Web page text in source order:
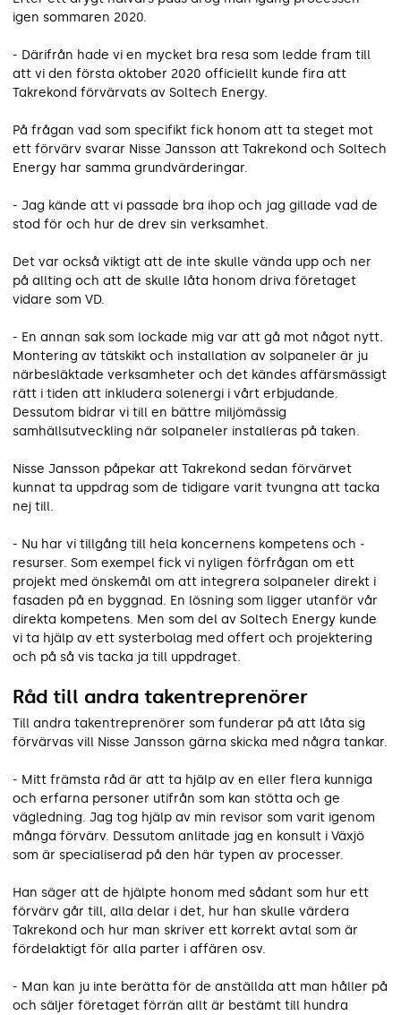
igen sommaren 2020.
- Därifrån hade vi en mycket bra resa som ledde fram till
att vi den första oktober 2020 officiellt kunde fira att
Takrekond förvärvats av Soltech Energy.
På frågan vad som specifikt fick honom att ta steget mot
ett förvärv svarar Nisse Jansson att Takrekond och Soltech
Energy har samma grundvärderingar.
- Jag kände att vi passade bra ihop och jag gillade vad de
stod för och hur de drev sin verksamhet.
Det var också viktigt att de inte skulle vända upp och ner
på allting och att de skulle låta honom driva företaget
vidare som VD.
- En annan sak som lockade mig var att gå mot något nytt.
Montering av tätskikt och installation av solpaneler är ju
närbesläktade verksamheter och det kändes affärsmässigt
rätt i tiden att inkludera solenergi i vårt erbjudande.
Dessutom bidrar vi till en bättre miljömässig
samhällsutveckling när solpaneler installeras på taken.
Nisse Jansson påpekar att Takrekond sedan förvärvet
kunnat ta uppdrag som de tidigare varit tvungna att tacka
nej till.
- Nu har vi tillgång till hela koncernens kompetens och ­
resurser. Som exempel fick vi nyligen förfrågan om ett
projekt med önskemål om att integrera solpaneler direkt i
fasaden på en byggnad. En lösning som ligger utanför vår
direkta kompetens. Men som del av Soltech Energy kunde
vi ta hjälp av ett systerbolag med offert och projektering
och på så vis tacka ja till uppdraget.
Råd till andra takentreprenörer
Till andra takentreprenörer som funderar på att låta sig
förvärvas vill Nisse Jansson gärna skicka med några tankar.
- Mitt främsta råd är att ta hjälp av en eller flera kunniga
och erfarna personer utifrån som kan stötta och ge
vägledning. Jag tog hjälp av min revisor som varit igenom
många förvärv. Dessutom anlitade jag en konsult i Växjö
som är specialiserad på den här typen av processer.
Han säger att de hjälpte honom med sådant som hur ett
förvärv går till, alla delar i det, hur han skulle värdera
Takrekond och hur man skriver ett korrekt avtal som är
fördelaktigt för alla parter i affären osv.
- Man kan ju inte berätta för de anställda att man håller på
och säljer företaget förrän allt är bestämt till hundra